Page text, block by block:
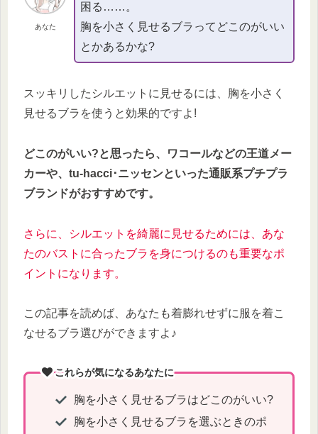
あなた
困る……。
胸を小さく見せるブラってどこのがいい
とかあるかな?
スッキリしたシルエットに見せるには、胸を小さく
見せるブラを使うと効果的ですよ!
どこのがいい?と思ったら、ワコールなどの王道メー
カーや、tu-hacci･ニッセンといった通販系プチプラ
ブランドがおすすめです。
さらに、シルエットを綺麗に見せるためには、あな
たのバストに合ったブラを身につけるのも重要なポ
イントになります。
この記事を読めば、あなたも着膨れせずに服を着こ
なせるブラ選びができますよ♪
これらが気になるあなたに
胸を小さく見せるブラはどこのがいい?
胸を小さく見せるブラを選ぶときのポ